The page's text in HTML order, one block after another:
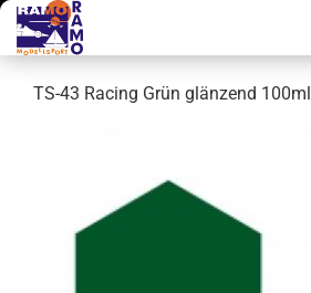
TS-43 Racing Grün glänzend 100ml